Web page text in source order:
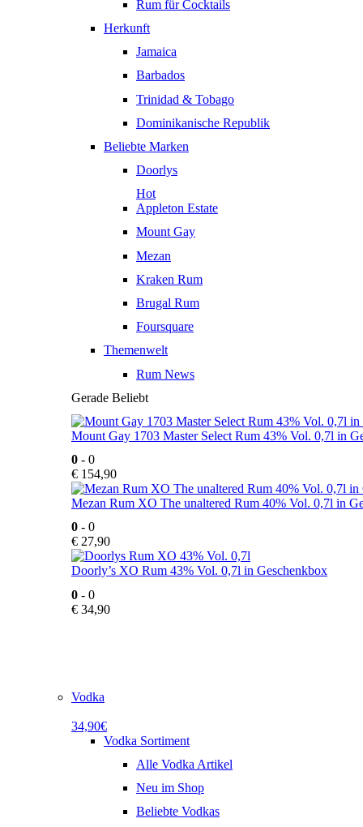
Rum für Cocktails
Herkunft
Jamaica
Barbados
Trinidad & Tobago
Dominikanische Republik
Beliebte Marken
Doorlys
Hot
Appleton Estate
Mount Gay
Mezan
Kraken Rum
Brugal Rum
Foursquare
Themenwelt
Rum News
Gerade Beliebt
Mount Gay 1703 Master Select Rum 43% Vol. 0,7l in
0 - 0
€ 154,90
Mezan Rum XO The unaltered Rum 40% Vol. 0,7l in
0 - 0
€ 27,90
Doorly’s XO Rum 43% Vol. 0,7l in Geschenkbox
0 - 0
€ 34,90
Vodka
34,90€
Vodka Sortiment
Alle Vodka Artikel
Neu im Shop
Beliebte Vodkas